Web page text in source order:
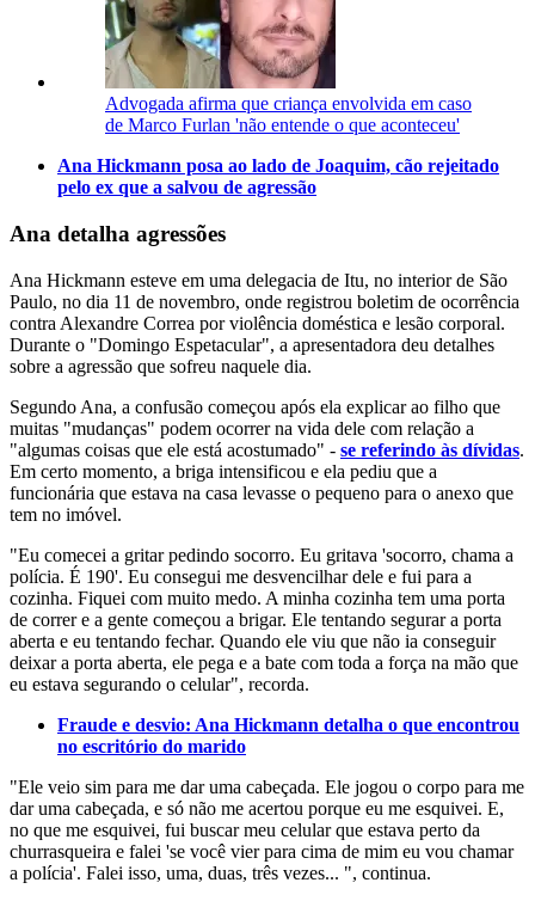
Advogada afirma que criança envolvida em caso
de Marco Furlan 'não entende o que aconteceu'
Ana Hickmann posa ao lado de Joaquim, cão rejeitado
pelo ex que a salvou de agressão
Ana detalha agressões
Ana Hickmann esteve em uma delegacia de Itu, no interior de São
Paulo, no dia 11 de novembro, onde registrou boletim de ocorrência
contra Alexandre Correa por violência doméstica e lesão corporal.
Durante o "Domingo Espetacular", a apresentadora deu detalhes
sobre a agressão que sofreu naquele dia.
Segundo Ana, a confusão começou após ela explicar ao filho que
muitas "mudanças" podem ocorrer na vida dele com relação a
"algumas coisas que ele está acostumado" - se referindo às dívidas.
Em certo momento, a briga intensificou e ela pediu que a
funcionária que estava na casa levasse o pequeno para o anexo que
tem no imóvel.
"Eu comecei a gritar pedindo socorro. Eu gritava 'socorro, chama a
polícia. É 190'. Eu consegui me desvencilhar dele e fui para a
cozinha. Fiquei com muito medo. A minha cozinha tem uma porta
de correr e a gente começou a brigar. Ele tentando segurar a porta
aberta e eu tentando fechar. Quando ele viu que não ia conseguir
deixar a porta aberta, ele pega e a bate com toda a força na mão que
eu estava segurando o celular", recorda.
Fraude e desvio: Ana Hickmann detalha o que encontrou
no escritório do marido
"Ele veio sim para me dar uma cabeçada. Ele jogou o corpo para me
dar uma cabeçada, e só não me acertou porque eu me esquivei. E,
no que me esquivei, fui buscar meu celular que estava perto da
churrasqueira e falei 'se você vier para cima de mim eu vou chamar
a polícia'. Falei isso, uma, duas, três vezes... ", continua.